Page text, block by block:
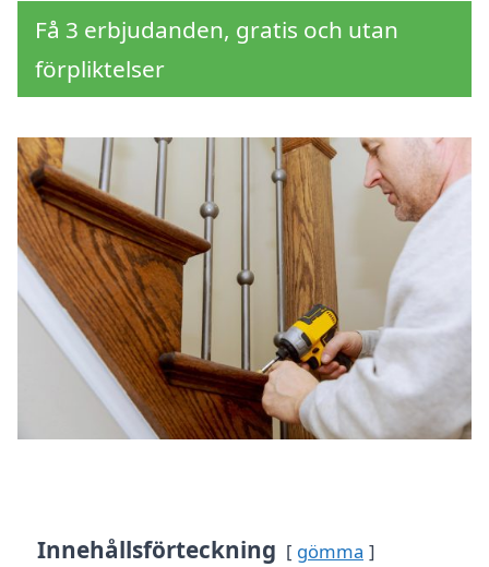
Få 3 erbjudanden, gratis och utan
förpliktelser
Innehållsförteckning gömma